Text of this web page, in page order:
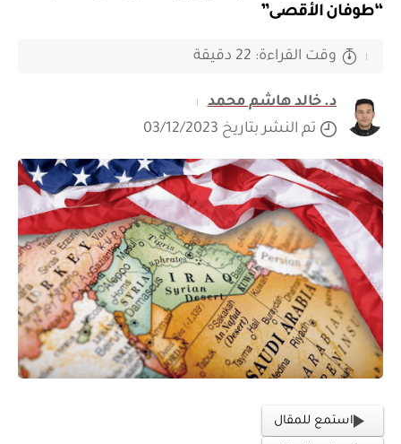
“طوفان الأقصى”
د. خالد هاشم محمد
تم النشر بتاريخ 03/12/2023
وقت القراءة: 22 دقيقة
استمع للمقال